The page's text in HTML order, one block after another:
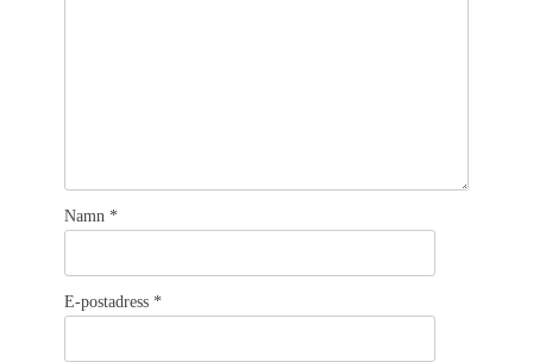
Namn *
E-postadress *